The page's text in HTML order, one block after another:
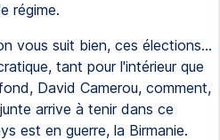
régime.
vous suit bien, ces élections...
tant pour l'intérieur que
David Camerou, comment,
arrive à tenir dans ce
est en guerre, la Birmanie.